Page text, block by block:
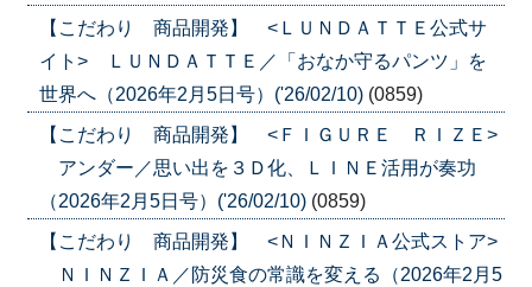
【こだわり 商品開発】 <ＬＵＮＤＡＴＴＥ公式サ
イト> ＬＵＮＤＡＴＴＥ／「おなか守るパンツ」を
世界へ（2026年2月5日号）('26/02/10) (0859)
【こだわり 商品開発】 <ＦＩＧＵＲＥ ＲＩＺＥ>
アンダー／思い出を３Ｄ化、ＬＩＮＥ活用が奏功
（2026年2月5日号）('26/02/10) (0859)
【こだわり 商品開発】 <ＮＩＮＺＩＡ公式ストア>
ＮＩＮＺＩＡ／防災食の常識を変える（2026年2月5